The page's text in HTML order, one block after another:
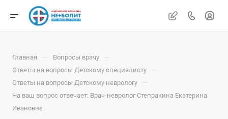
Главная — Вопросы врачу —
Ответы на вопросы Детскому специалисту —
Ответы на вопросы Детскому неврологу —
На ваш вопрос отвечает: Врач-невролог Степракина Екатерина
Ивановна